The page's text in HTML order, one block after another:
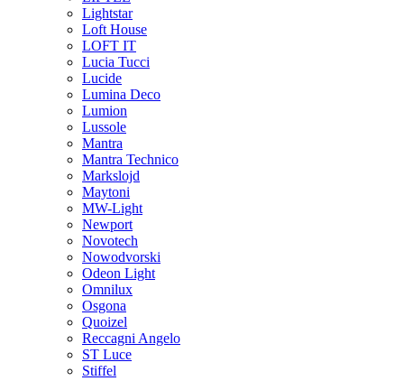
Lightstar
Loft House
LOFT IT
Lucia Tucci
Lucide
Lumina Deco
Lumion
Lussole
Mantra
Mantra Technico
Markslojd
Maytoni
MW-Light
Newport
Novotech
Nowodvorski
Odeon Light
Omnilux
Osgona
Quoizel
Reccagni Angelo
ST Luce
Stiffel